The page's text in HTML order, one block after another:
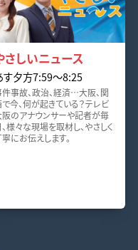
さしいニュース
す夕方7:59〜8:25
事故、政治、経済…大阪、関
今、何が起きている？テレビ
のアナウンサーや記者が毎
、様々な現場を取材し、やさしく
にお伝えします。